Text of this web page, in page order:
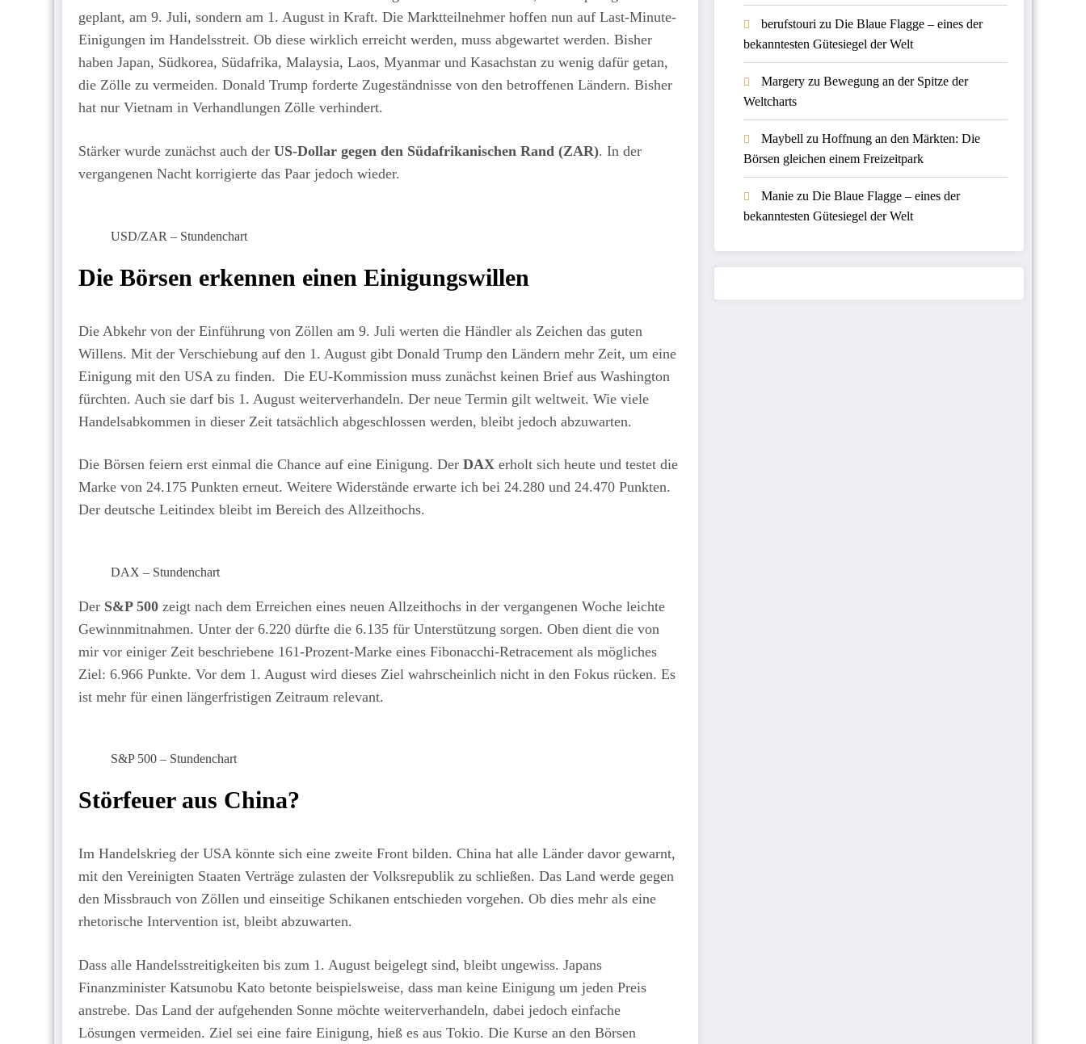
geplant, am 9. Juli, sondern am 1. August in Kraft. Die Marktteilnehmer hoffen nun auf Last-Minute-
Einigungen im Handelsstreit. Ob diese wirklich erreicht werden, muss abgewartet werden. Bisher
haben Japan, Südkorea, Südafrika, Malaysia, Laos, Myanmar und Kasachstan zu wenig dafür getan,
die Zölle zu vermeiden. Donald Trump forderte Zugeständnisse von den betroffenen Ländern. Bisher
hat nur Vietnam in Verhandlungen Zölle verhindert.
Stärker wurde zunächst auch der US-Dollar gegen den Südafrikanischen Rand (ZAR). In der
vergangenen Nacht korrigierte das Paar jedoch wieder.
USD/ZAR – Stundenchart
Die Börsen erkennen einen Einigungswillen
Die Abkehr von der Einführung von Zöllen am 9. Juli werten die Händler als Zeichen das guten
Willens. Mit der Verschiebung auf den 1. August gibt Donald Trump den Ländern mehr Zeit, um eine
Einigung mit den USA zu finden. Die EU-Kommission muss zunächst keinen Brief aus Washington
fürchten. Auch sie darf bis 1. August weiterverhandeln. Der neue Termin gilt weltweit. Wie viele
Handelsabkommen in dieser Zeit tatsächlich abgeschlossen werden, bleibt jedoch abzuwarten.
Die Börsen feiern erst einmal die Chance auf eine Einigung. Der DAX erholt sich heute und testet die
Marke von 24.175 Punkten erneut. Weitere Widerstände erwarte ich bei 24.280 und 24.470 Punkten.
Der deutsche Leitindex bleibt im Bereich des Allzeithochs.
DAX – Stundenchart
Der S&P 500 zeigt nach dem Erreichen eines neuen Allzeithochs in der vergangenen Woche leichte
Gewinnmitnahmen. Unter der 6.220 dürfte die 6.135 für Unterstützung sorgen. Oben dient die von
mir vor einiger Zeit beschriebene 161-Prozent-Marke eines Fibonacchi-Retracement als mögliches
Ziel: 6.966 Punkte. Vor dem 1. August wird dieses Ziel wahrscheinlich nicht in den Fokus rücken. Es
ist mehr für einen längerfristigen Zeitraum relevant.
S&P 500 – Stundenchart
Störfeuer aus China?
Im Handelskrieg der USA könnte sich eine zweite Front bilden. China hat alle Länder davor gewarnt,
mit den Vereinigten Staaten Verträge zulasten der Volksrepublik zu schließen. Das Land werde gegen
den Missbrauch von Zöllen und einseitige Schikanen entschieden vorgehen. Ob dies mehr als eine
rhetorische Intervention ist, bleibt abzuwarten.
Dass alle Handelsstreitigkeiten bis zum 1. August beigelegt sind, bleibt ungewiss. Japans
Finanzminister Katsunobu Kato betonte beispielsweise, dass man keine Einigung um jeden Preis
anstrebe. Das Land der aufgehenden Sonne möchte weiterverhandeln, dabei jedoch einfache
Lösungen vermeiden. Ziel sei eine faire Einigung, hieß es aus Tokio. Die Kurse an den Börsen
berufstouri zu Die Blaue Flagge – eines der
bekanntesten Gütesiegel der Welt
Margeryzu Bewegung an der Spitze der
Weltcharts
Maybell zu Hoffnung an den Märkten: Die
Börsen gleichen einem Freizeitpark
Maniezu Die Blaue Flagge – eines der
bekanntesten Gütesiegel der Welt